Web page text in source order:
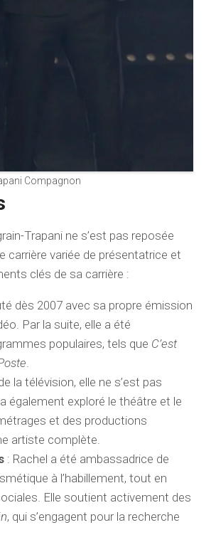
Compagnon
Trapani ne s’est pas reposée
carrière variée de présentatrice et
clés de sa carrière :
dès 2007 avec sa propre émission
Par la suite, elle a été
populaires, tels que C’est
.
la télévision, elle ne s’est pas
également exploré le théâtre et le
et des productions
artiste complète.
: Rachel a été ambassadrice de
à l’habillement, tout en
Elle soutient activement des
, qui s’engagent pour la recherche